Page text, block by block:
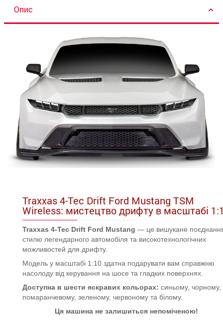
Опис
Traxxas 4-Tec Drift Ford Mustang TSM
Wireless: мистецтво дрифту в масштабі
Traxxas 4-Tec Drift Ford Mustang — це вишукане
стилю легендарного автомобіля та високотехнологічних
можливостей для дрифту.
Модель у масштабі 1:10 здатна подарувати вам справжню
насолоду від керування на шосе та гладких поверхнях.
Доступна в шести яскравих кольорах: синьому, чорному,
помаранчевому, зеленому, червоному та білому.
Ця машина не залишиться непоміченою!